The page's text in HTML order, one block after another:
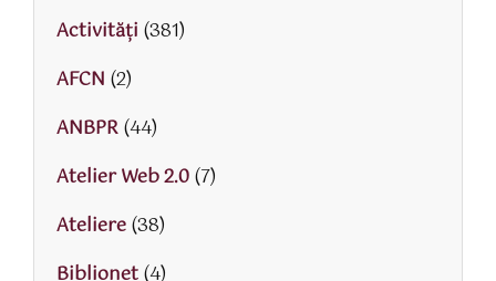
Activităţi (381)
AFCN (2)
ANBPR(44)
Atelier Web 2.0(7)
Ateliere(38)